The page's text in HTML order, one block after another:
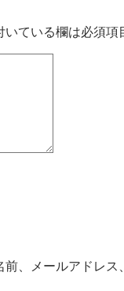
いている欄は必須項
、メールアドレス